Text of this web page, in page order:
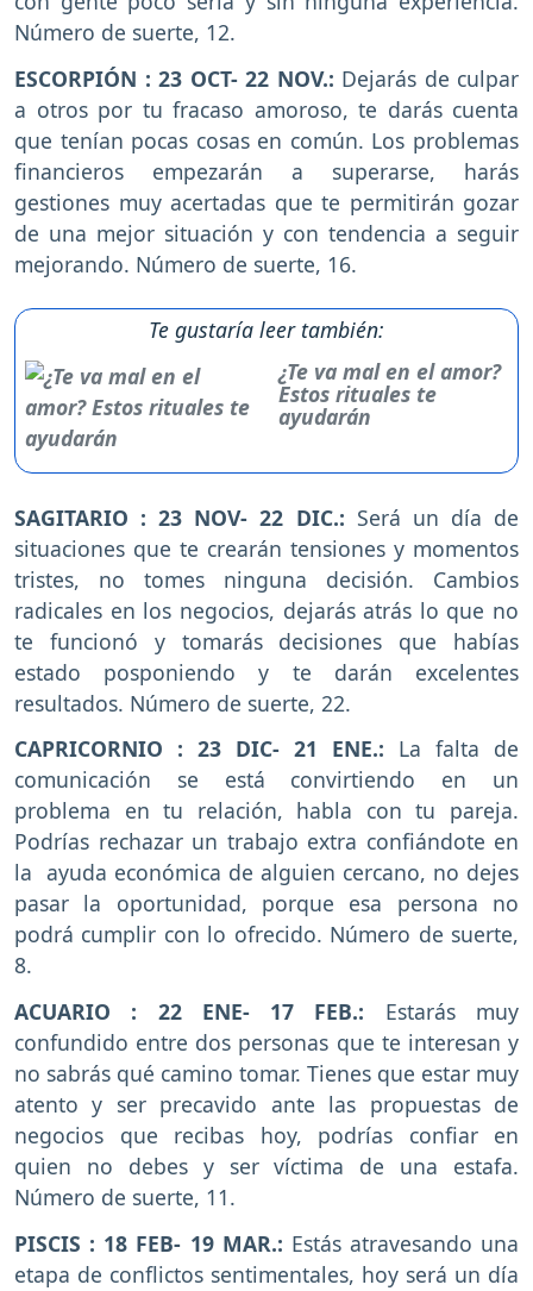
Número de suerte, 12.
ESCORPIÓN : 23 OCT- 22 NOV.: Dejarás de culpar
a otros por tu fracaso amoroso, te darás cuenta
que tenían pocas cosas en común. Los problemas
financieros empezarán a superarse, harás
gestiones muy acertadas que te permitirán gozar
de una mejor situación y con tendencia a seguir
mejorando. Número de suerte, 16.
Te gustaría leer también:
¿Te va mal en el amor?
Estos rituales te
ayudarán
SAGITARIO : 23 NOV- 22 DIC.: Será un día de
situaciones que te crearán tensiones y momentos
tristes, no tomes ninguna decisión. Cambios
radicales en los negocios, dejarás atrás lo que no
te funcionó y tomarás decisiones que habías
estado posponiendo y te darán excelentes
resultados. Número de suerte, 22.
CAPRICORNIO : 23 DIC- 21 ENE.: La falta de
comunicación se está convirtiendo en un
problema en tu relación, habla con tu pareja.
Podrías rechazar un trabajo extra confiándote en
la ayuda económica de alguien cercano, no dejes
pasar la oportunidad, porque esa persona no
podrá cumplir con lo ofrecido. Número de suerte,
8.
ACUARIO : 22 ENE- 17 FEB.: Estarás muy
confundido entre dos personas que te interesan y
no sabrás qué camino tomar. Tienes que estar muy
atento y ser precavido ante las propuestas de
negocios que recibas hoy, podrías confiar en
quien no debes y ser víctima de una estafa.
Número de suerte, 11.
PISCIS : 18 FEB- 19 MAR.: Estás atravesando una
etapa de conflictos sentimentales, hoy será un día